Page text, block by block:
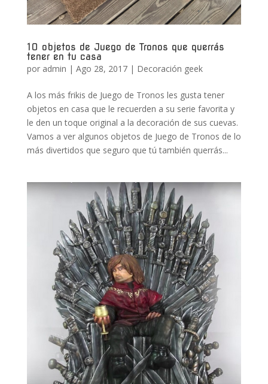
10 objetos de Juego de Tronos que querrás
tener en tu casa
por admin | Ago 28, 2017| Decoración geek
A los más frikis de Juego de Tronos les gusta tener
objetos en casa que le recuerden a su serie favorita y
le den un toque original a la decoración de sus cuevas.
Vamos a ver algunos objetos de Juego de Tronos de lo
más divertidos que seguro que tú también querrás...